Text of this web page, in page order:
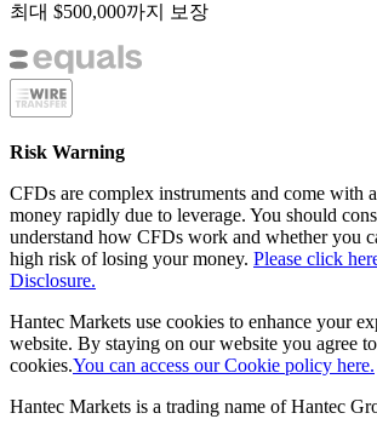
최대 $500,000까지 보장
Risk Warning
CFDs are complex instruments and come with
money rapidly due to leverage. You should
understand how CFDs work and whether you
high risk of losing your money. Please click
Disclosure.
Hantec Markets use cookies to enhance your
website. By staying on our website you agree
cookies.You can access our Cookie policy here.
Hantec Markets is a trading name of Hantec